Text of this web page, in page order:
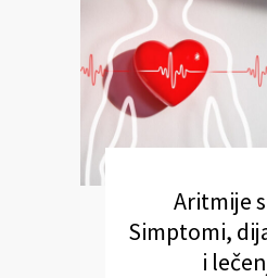
Aritmije
Simptomi,
i